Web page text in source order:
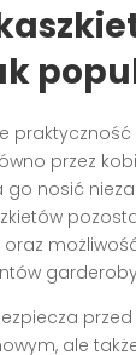
przez
nosić
ale